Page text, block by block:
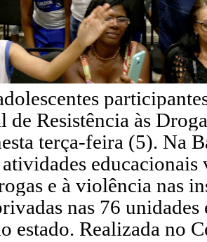
de Resistência às
terça-feira (5). Na
educacionais
e à violência nas
nas 76 unidades
estado. Realizada no